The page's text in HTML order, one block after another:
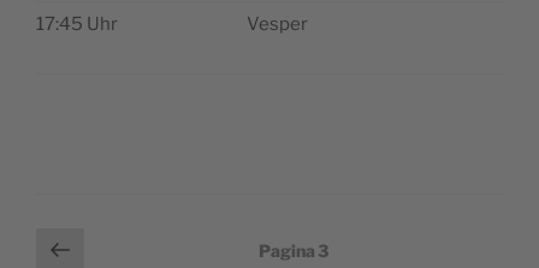
17:45 Uhr Vesper
Paginazione
Pagina
Pagina 3